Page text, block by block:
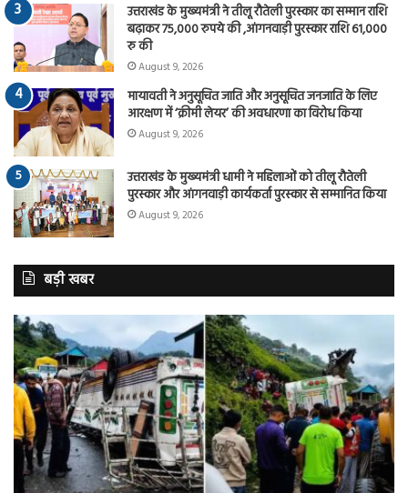
उत्तराखंड के मुख्यमंत्री ने तीलू रौतेली पुरस्कार का सम्मान राशि
बढ़ाकर 75,000 रुपये की ,आंगनवाड़ी पुरस्कार राशि 61,000
रु की
August 9, 2026
मायावती ने अनुसूचित जाति और अनुसूचित जनजाति के लिए
आरक्षण में ‘क्रीमी लेयर’ की अवधारणा का विरोध किया
August 9, 2026
उत्तराखंड के मुख्यमंत्री धामी ने महिलाओं को तीलू रौतेली
पुरस्कार और आंगनवाड़ी कार्यकर्ता पुरस्कार से सम्मानित किया
August 9, 2026
बड़ी खबर